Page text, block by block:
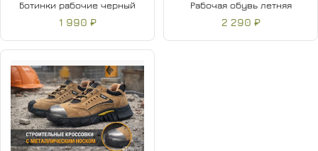
Ботинки рабочие черный
1 990 ₽
Рабочая обувь летняя
2 290 ₽